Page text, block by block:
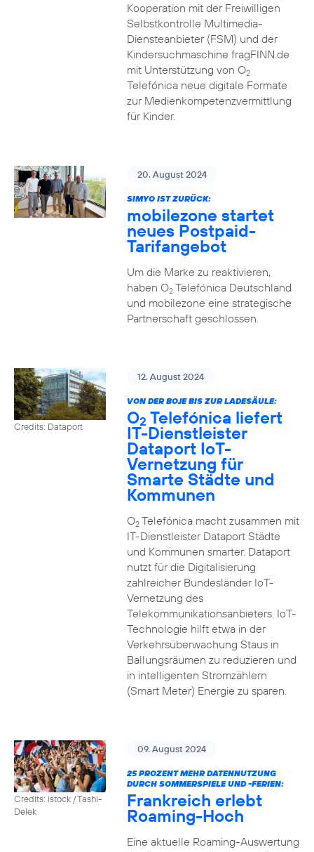
Kooperation mit der Freiwilligen
Selbstkontrolle Multimedia-
Diensteanbieter (FSM) und der
Kindersuchmaschine fragFINN.de
mit Unterstützung von O2
Telefónica neue digitale Formate
zur Medienkompetenzvermittlung
für Kinder.
20. August 2024
SIMYO IST ZURÜCK:
mobilezone startet
neues Postpaid-
Tarifangebot
Um die Marke zu reaktivieren,
haben O2Telefónica Deutschland
und mobilezone eine strategische
Partnerschaft geschlossen.
Credits: Dataport
12. August 2024
VON DER BOJE BIS ZUR LADESÄULE:
O2 Telefónica liefert
IT-Dienstleister
Dataport IoT-
Vernetzung für
Smarte Städte und
Kommunen
O2Telefónica macht zusammen mit
IT-Dienstleister Dataport Städte
und Kommunen smarter. Dataport
nutzt für die Digitalisierung
zahlreicher Bundesländer IoT-
Vernetzung des
Telekommunikationsanbieters. IoT-
Technologie hilft etwa in der
Verkehrsüberwachung Staus in
Ballungsräumen zu reduzieren und
in intelligenten Stromzählern
(Smart Meter) Energie zu sparen.
Credits: istock / Tashi-
Delek
09. August 2024
25 PROZENT MEHR DATENNUTZUNG
DURCH SOMMERSPIELE UND -FERIEN:
Frankreich erlebt
Roaming-Hoch
Eine aktuelle Roaming-Auswertung